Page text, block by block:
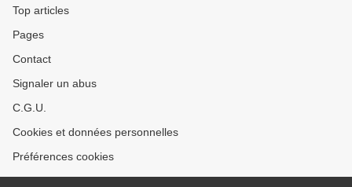
Top articles
Pages
Contact
Signaler un abus
C.G.U.
Cookies et données personnelles
Préférences cookies